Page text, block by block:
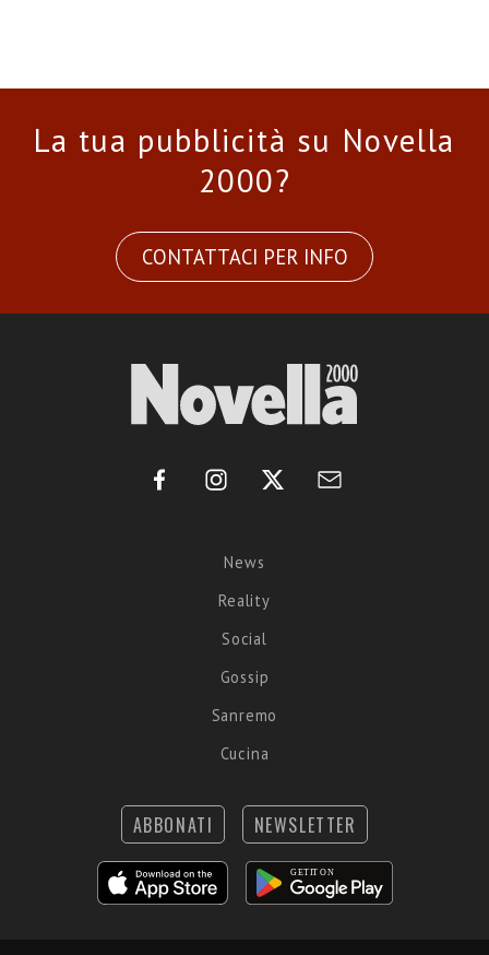
La tua pubblicità su Novella
2000?
CONTATTACI PER INFO
News
Reality
Social
Gossip
Sanremo
Cucina
ABBONATI NEWSLETTER